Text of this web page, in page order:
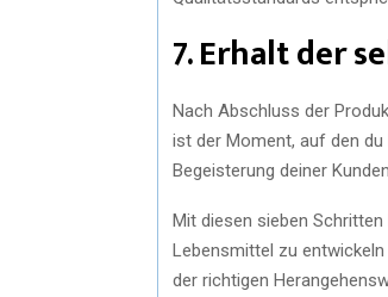
7. Erhalt der
Nach Abschluss der
ist der Moment, auf den
Begeisterung deiner Kunden.
Mit diesen sieben
Lebensmittel zu
der richtigen